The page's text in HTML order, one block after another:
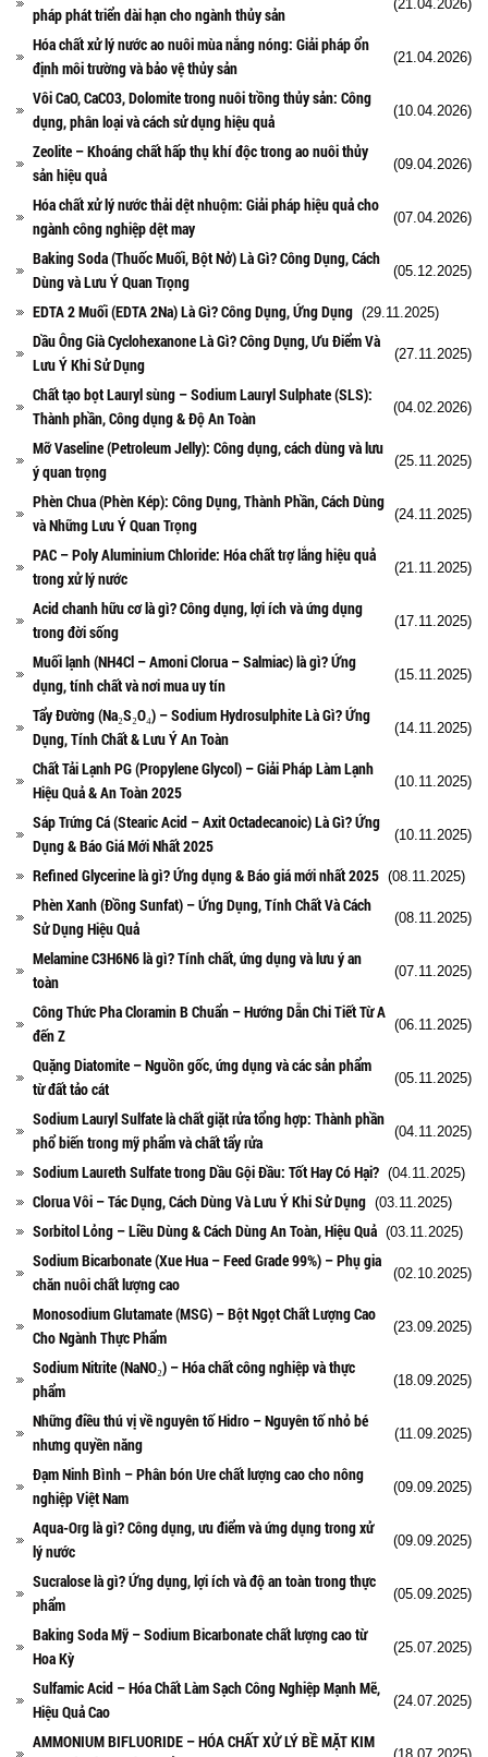
pháp phát triển dài hạn cho ngành thủy sản
(21.04.2026)
Hóa chất xử lý nước ao nuôi mùa nắng nóng: Giải pháp ổn
định môi trường và bảo vệ thủy sản
(21.04.2026)
Vôi CaO, CaCO3, Dolomite trong nuôi trồng thủy sản: Công
dụng, phân loại và cách sử dụng hiệu quả
(10.04.2026)
Zeolite – Khoáng chất hấp thụ khí độc trong ao nuôi thủy
sản hiệu quả
(09.04.2026)
Hóa chất xử lý nước thải dệt nhuộm: Giải pháp hiệu quả cho
ngành công nghiệp dệt may
(07.04.2026)
Baking Soda (Thuốc Muối, Bột Nở) Là Gì? Công Dụng, Cách
Dùng và Lưu Ý Quan Trọng
(05.12.2025)
EDTA 2 Muối (EDTA 2Na) Là Gì? Công Dụng, Ứng Dụng (29.11.2025)
Dầu Ông Già Cyclohexanone Là Gì? Công Dụng, Ưu Điểm Và
Lưu Ý Khi Sử Dụng
(27.11.2025)
Chất tạo bọt Lauryl sùng – Sodium Lauryl Sulphate (SLS):
Thành phần, Công dụng & Độ An Toàn
(04.02.2026)
Mỡ Vaseline (Petroleum Jelly): Công dụng, cách dùng và lưu
ý quan trọng
(25.11.2025)
Phèn Chua (Phèn Kép): Công Dụng, Thành Phần, Cách Dùng
và Những Lưu Ý Quan Trọng
(24.11.2025)
PAC – Poly Aluminium Chloride: Hóa chất trợ lắng hiệu quả
trong xử lý nước
(21.11.2025)
Acid chanh hữu cơ là gì? Công dụng, lợi ích và ứng dụng
trong đời sống
(17.11.2025)
Muối lạnh (NH4Cl – Amoni Clorua – Salmiac) là gì? Ứng
dụng, tính chất và nơi mua uy tín
(15.11.2025)
Tẩy Đường (Na₂S₂O₄) – Sodium Hydrosulphite Là Gì? Ứng
Dụng, Tính Chất & Lưu Ý An Toàn
(14.11.2025)
Chất Tải Lạnh PG (Propylene Glycol) – Giải Pháp Làm Lạnh
Hiệu Quả & An Toàn 2025
(10.11.2025)
Sáp Trứng Cá (Stearic Acid – Axit Octadecanoic) Là Gì? Ứng
Dụng & Báo Giá Mới Nhất 2025
(10.11.2025)
Refined Glycerine là gì? Ứng dụng & Báo giá mới nhất 2025 (08.11.2025)
Phèn Xanh (Đồng Sunfat) – Ứng Dụng, Tính Chất Và Cách
Sử Dụng Hiệu Quả
(08.11.2025)
Melamine C3H6N6 là gì? Tính chất, ứng dụng và lưu ý an
toàn
(07.11.2025)
Công Thức Pha Cloramin B Chuẩn – Hướng Dẫn Chi Tiết Từ A
đến Z
(06.11.2025)
Quặng Diatomite – Nguồn gốc, ứng dụng và các sản phẩm
từ đất tảo cát
(05.11.2025)
Sodium Lauryl Sulfate là chất giặt rửa tổng hợp: Thành phần
phổ biến trong mỹ phẩm và chất tẩy rửa
(04.11.2025)
Sodium Laureth Sulfate trong Dầu Gội Đầu: Tốt Hay Có Hại? (04.11.2025)
Clorua Vôi – Tác Dụng, Cách Dùng Và Lưu Ý Khi Sử Dụng (03.11.2025)
Sorbitol Lỏng – Liều Dùng & Cách Dùng An Toàn, Hiệu Quả (03.11.2025)
Sodium Bicarbonate (Xue Hua – Feed Grade 99%) – Phụ gia
chăn nuôi chất lượng cao
(02.10.2025)
Monosodium Glutamate (MSG) – Bột Ngọt Chất Lượng Cao
Cho Ngành Thực Phẩm
(23.09.2025)
Sodium Nitrite (NaNO₂) – Hóa chất công nghiệp và thực
phẩm
(18.09.2025)
Những điều thú vị về nguyên tố Hidro – Nguyên tố nhỏ bé
nhưng quyền năng
(11.09.2025)
Đạm Ninh Bình – Phân bón Ure chất lượng cao cho nông
nghiệp Việt Nam
(09.09.2025)
Aqua-Org là gì? Công dụng, ưu điểm và ứng dụng trong xử
lý nước
(09.09.2025)
Sucralose là gì? Ứng dụng, lợi ích và độ an toàn trong thực
phẩm
(05.09.2025)
Baking Soda Mỹ – Sodium Bicarbonate chất lượng cao từ
Hoa Kỳ
(25.07.2025)
Sulfamic Acid – Hóa Chất Làm Sạch Công Nghiệp Mạnh Mẽ,
Hiệu Quả Cao
(24.07.2025)
AMMONIUM BIFLUORIDE – HÓA CHẤT XỬ LÝ BỀ MẶT KIM